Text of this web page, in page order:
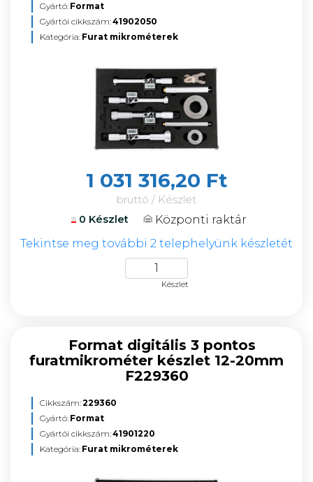
Gyártó: Format
Gyártói cikkszám:41902050
Kategória: Furat mikrométerek
1 031 316,20 Ft
bruttó / Készlet
0 Készlet
Központi raktár
Tekintse meg további 2 telephelyünk készletét
Készlet
Format digitális 3 pontos
furatmikrométer készlet 12-20mm
F229360
Cikkszám:229360
Gyártó: Format
Gyártói cikkszám:41901220
Kategória: Furat mikrométerek